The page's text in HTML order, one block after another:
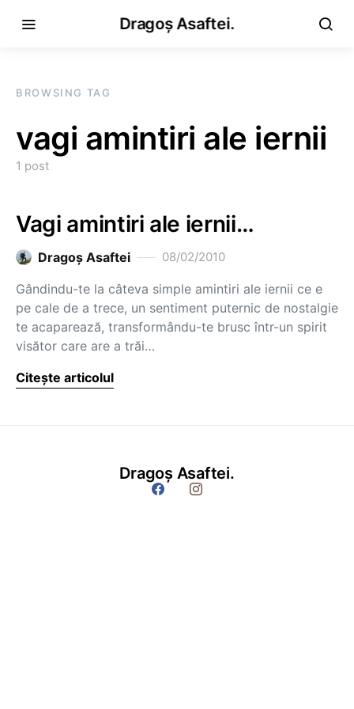
Dragoș Asaftei.
BROWSING TAG
vagi amintiri ale iernii
1 post
Vagi amintiri ale iernii…
Dragoş Asaftei 08/02/2010
Gândindu-te la câteva simple amintiri ale iernii ce e
pe cale de a trece, un sentiment puternic de nostalgie
te acaparează, transformându-te brusc într-un spirit
visător care are a trăi…
Citește articolul
Dragoș Asaftei.